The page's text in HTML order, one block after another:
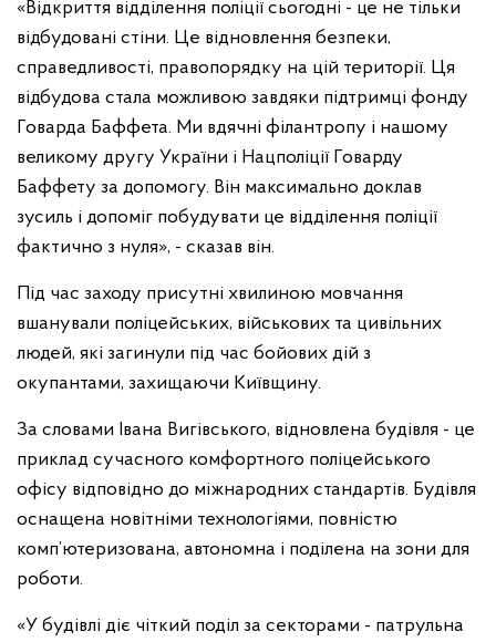
«Відкриття відділення поліції сьогодні - це не тільки
відбудовані стіни. Це відновлення безпеки,
справедливості, правопорядку на цій території. Ця
відбудова стала можливою завдяки підтримці фонду
Говарда Баффета. Ми вдячні філантропу і нашому
великому другу України і Нацполіції Говарду
Баффету за допомогу. Він максимально доклав
зусиль і допоміг побудувати це відділення поліції
фактично з нуля», - сказав він.
Під час заходу присутні хвилиною мовчання
вшанували поліцейських, військових та цивільних
людей, які загинули під час бойових дій з
окупантами, захищаючи Київщину.
За словами Івана Вигівського, відновлена будівля - це
приклад сучасного комфортного поліцейського
офісу відповідно до міжнародних стандартів. Будівля
оснащена новітніми технологіями, повністю
комп’ютеризована, автономна і поділена на зони для
роботи.
«У будівлі діє чіткий поділ за секторами - патрульна